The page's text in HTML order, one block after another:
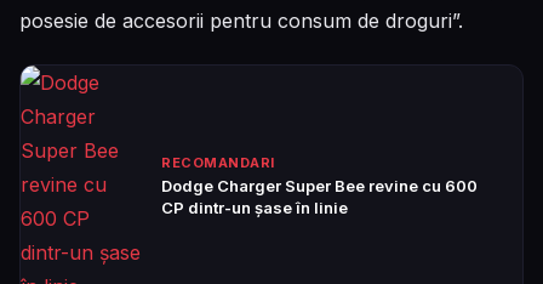
posesie de accesorii pentru consum de droguri”.
RECOMANDARI
Dodge Charger Super Bee revine cu 600
CP dintr-un șase în linie